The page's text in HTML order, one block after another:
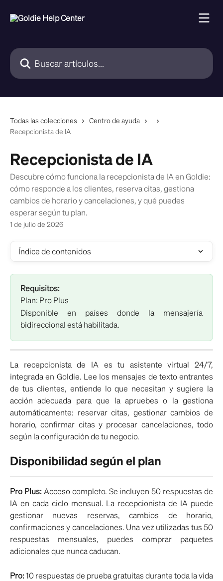
Buscar artículos...
Todas las colecciones
Centro de ayuda
Recepcionista de IA
Recepcionista de IA
Descubre cómo funciona la recepcionista de IA en Goldie:
cómo responde a los clientes, reserva citas, gestiona
cambios de horario y cancelaciones, y qué puedes
esperar según tu plan.
1 de julio de 2026
Índice de contenidos
Requisitos:
Plan: Pro Plus
Disponible en países donde la mensajería
bidireccional está habilitada.
La recepcionista de IA es tu asistente virtual 24/7,
integrada en Goldie. Lee los mensajes de texto entrantes
de tus clientes, entiende lo que necesitan y sugiere la
acción adecuada para que la apruebes o la gestiona
automáticamente: reservar citas, gestionar cambios de
horario, confirmar citas y procesar cancelaciones, todo
según la configuración de tu negocio.
Disponibilidad según el plan
Pro Plus:Acceso completo. Se incluyen 50 respuestas de
IA en cada ciclo mensual. La recepcionista de IA puede
gestionar nuevas reservas, cambios de horario,
confirmaciones y cancelaciones. Una vez utilizadas tus 50
respuestas mensuales, puedes comprar paquetes
adicionales que nunca caducan.
Pro:10 respuestas de prueba gratuitas durante toda la vida